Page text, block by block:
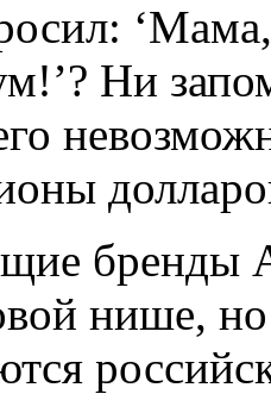
Ни
бренды
нише,